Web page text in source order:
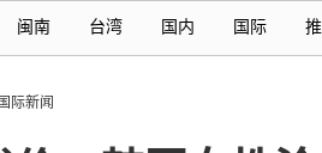
闽南 台湾 国内 国际
国际新闻